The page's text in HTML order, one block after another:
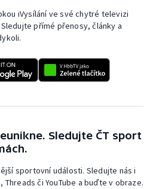
iVysílání ve své chytré televizi
přímé přenosy, články a
Sledujte ČT sport
sportovní události. Sledujte nás i
Threads či YouTube a buďte v obraze.